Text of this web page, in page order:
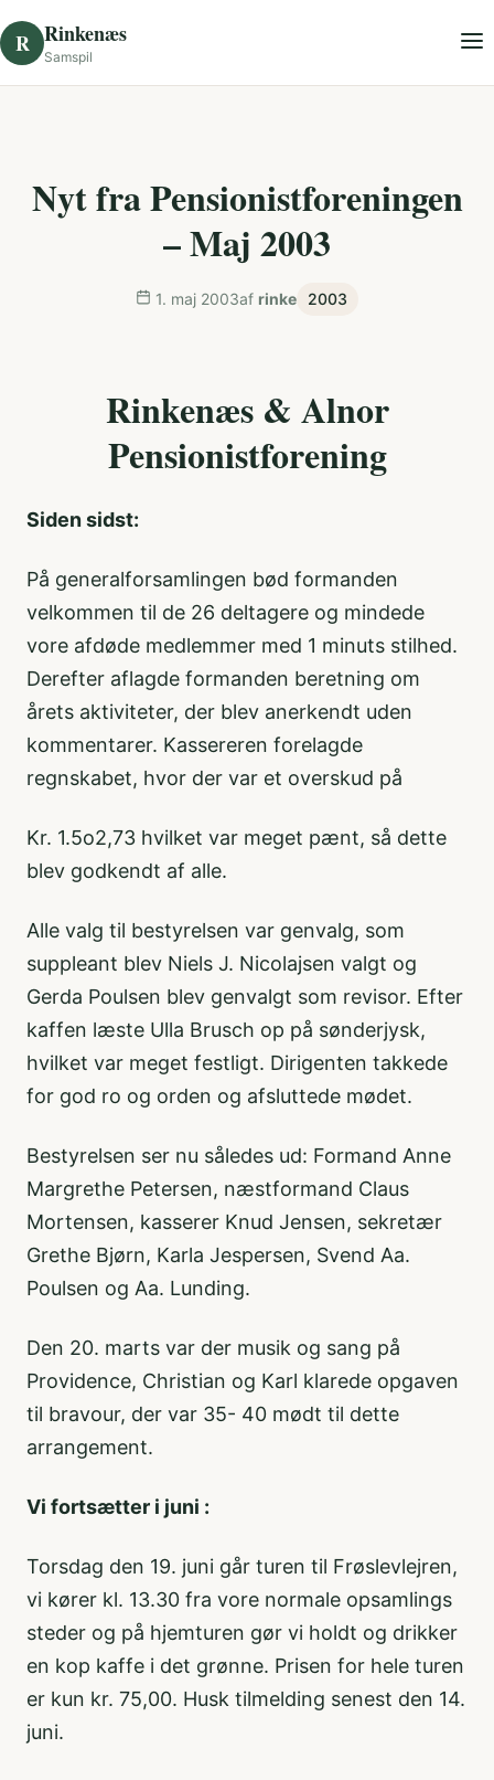
R Rinkenæs
Samspil
Nyt fra Pensionistforeningen
– Maj 2003
1. maj 2003af rinke 2003
Rinkenæs & Alnor
Pensionistforening
Siden sidst:
På generalforsamlingen bød formanden
velkommen til de 26 deltagere og mindede
vore afdøde medlemmer med 1 minuts stilhed.
Derefter aflagde formanden beretning om
årets aktiviteter, der blev anerkendt uden
kommentarer. Kassereren forelagde
regnskabet, hvor der var et overskud på
Kr. 1.5o2,73 hvilket var meget pænt, så dette
blev godkendt af alle.
Alle valg til bestyrelsen var genvalg, som
suppleant blev Niels J. Nicolajsen valgt og
Gerda Poulsen blev genvalgt som revisor. Efter
kaffen læste Ulla Brusch op på sønderjysk,
hvilket var meget festligt. Dirigenten takkede
for god ro og orden og afsluttede mødet.
Bestyrelsen ser nu således ud: Formand Anne
Margrethe Petersen, næstformand Claus
Mortensen, kasserer Knud Jensen, sekretær
Grethe Bjørn, Karla Jespersen, Svend Aa.
Poulsen og Aa. Lunding.
Den 20. marts var der musik og sang på
Providence, Christian og Karl klarede opgaven
til bravour, der var 35- 40 mødt til dette
arrangement.
Vi fortsætter i juni :
Torsdag den 19. juni går turen til Frøslevlejren,
vi kører kl. 13.30 fra vore normale opsamlings
steder og på hjemturen gør vi holdt og drikker
en kop kaffe i det grønne. Prisen for hele turen
er kun kr. 75,00. Husk tilmelding senest den 14.
juni.